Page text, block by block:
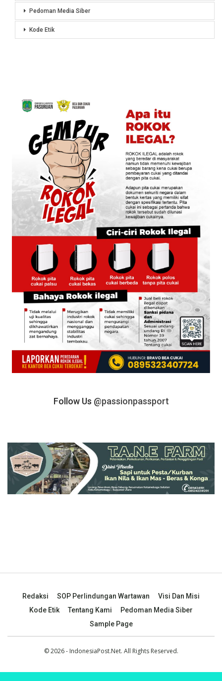
Pedoman Media Siber
Kode Etik
Follow Us @passionpassport
Redaksi SOP Perlindungan Wartawan
Visi Dan Misi
Kode Etik
Tentang Kami
Pedoman Media Siber
Sample Page
© 2026 - IndonesiaPost.Net. All Rights Reserved.